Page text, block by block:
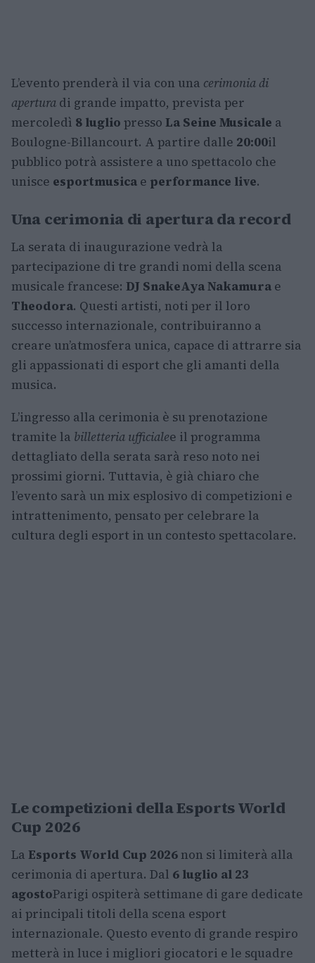
L’evento prenderà il via con una cerimonia di
apertura di grande impatto, prevista per
mercoledì 8 luglio presso La Seine Musicale a
Boulogne-Billancourt. A partire dalle 20:00il
pubblico potrà assistere a uno spettacolo che
unisce esportmusica e performance live.
Una cerimonia di apertura da record
La serata di inaugurazione vedrà la
partecipazione di tre grandi nomi della scena
musicale francese: DJ SnakeAya Nakamura e
Theodora. Questi artisti, noti per il loro
successo internazionale, contribuiranno a
creare un’atmosfera unica, capace di attrarre sia
gli appassionati di esport che gli amanti della
musica.
L’ingresso alla cerimonia è su prenotazione
tramite la billetteria ufficialee il programma
dettagliato della serata sarà reso noto nei
prossimi giorni. Tuttavia, è già chiaro che
l’evento sarà un mix esplosivo di competizioni e
intrattenimento, pensato per celebrare la
cultura degli esport in un contesto spettacolare.
Le competizioni della Esports World
Cup 2026
La Esports World Cup 2026 non si limiterà alla
cerimonia di apertura. Dal 6 luglio al 23
agostoParigi ospiterà settimane di gare dedicate
ai principali titoli della scena esport
internazionale. Questo evento di grande respiro
metterà in luce i migliori giocatori e le squadre